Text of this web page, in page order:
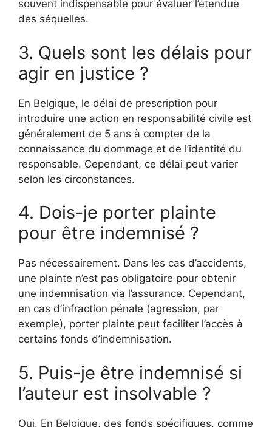
souvent indispensable pour évaluer l’étendue
des séquelles.
3. Quels sont les délais pour
agir en justice ?
En Belgique, le délai de prescription pour
introduire une action en responsabilité civile est
généralement de 5 ans à compter de la
connaissance du dommage et de l’identité du
responsable. Cependant, ce délai peut varier
selon les circonstances.
4. Dois-je porter plainte
pour être indemnisé ?
Pas nécessairement. Dans les cas d’accidents,
une plainte n’est pas obligatoire pour obtenir
une indemnisation via l’assurance. Cependant,
en cas d’infraction pénale (agression, par
exemple), porter plainte peut faciliter l’accès à
certains fonds d’indemnisation.
5. Puis-je être indemnisé si
l’auteur est insolvable ?
Oui. En Belgique, des fonds spécifiques, comme